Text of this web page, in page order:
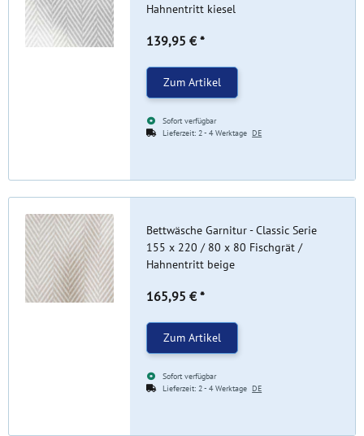
Hahnentritt kiesel
139,95 € *
Zum Artikel
Sofort verfügbar
Lieferzeit:2 - 4 WerktageDE
Bettwäsche Garnitur - Classic Serie
155 x 220 / 80 x 80 Fischgrät /
Hahnentritt beige
165,95 € *
Zum Artikel
Sofort verfügbar
Lieferzeit:2 - 4 WerktageDE